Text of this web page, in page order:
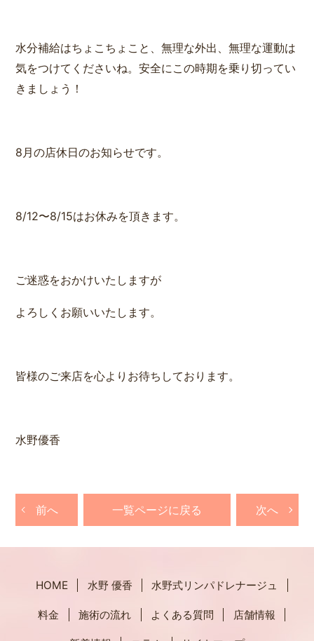
水分補給はちょこちょこと、無理な外出、無理な運動は
気をつけてくださいね。安全にこの時期を乗り切ってい
きましょう！
8月の店休日のお知らせです。
8/12〜8/15はお休みを頂きます。
ご迷惑をおかけいたしますが
よろしくお願いいたします。
皆様のご来店を心よりお待ちしております。
水野優香
前へ 一覧ページに戻る 次へ
HOME 水野 優香 水野式リンパドレナージュ
料金 施術の流れ よくある質問 店舗情報